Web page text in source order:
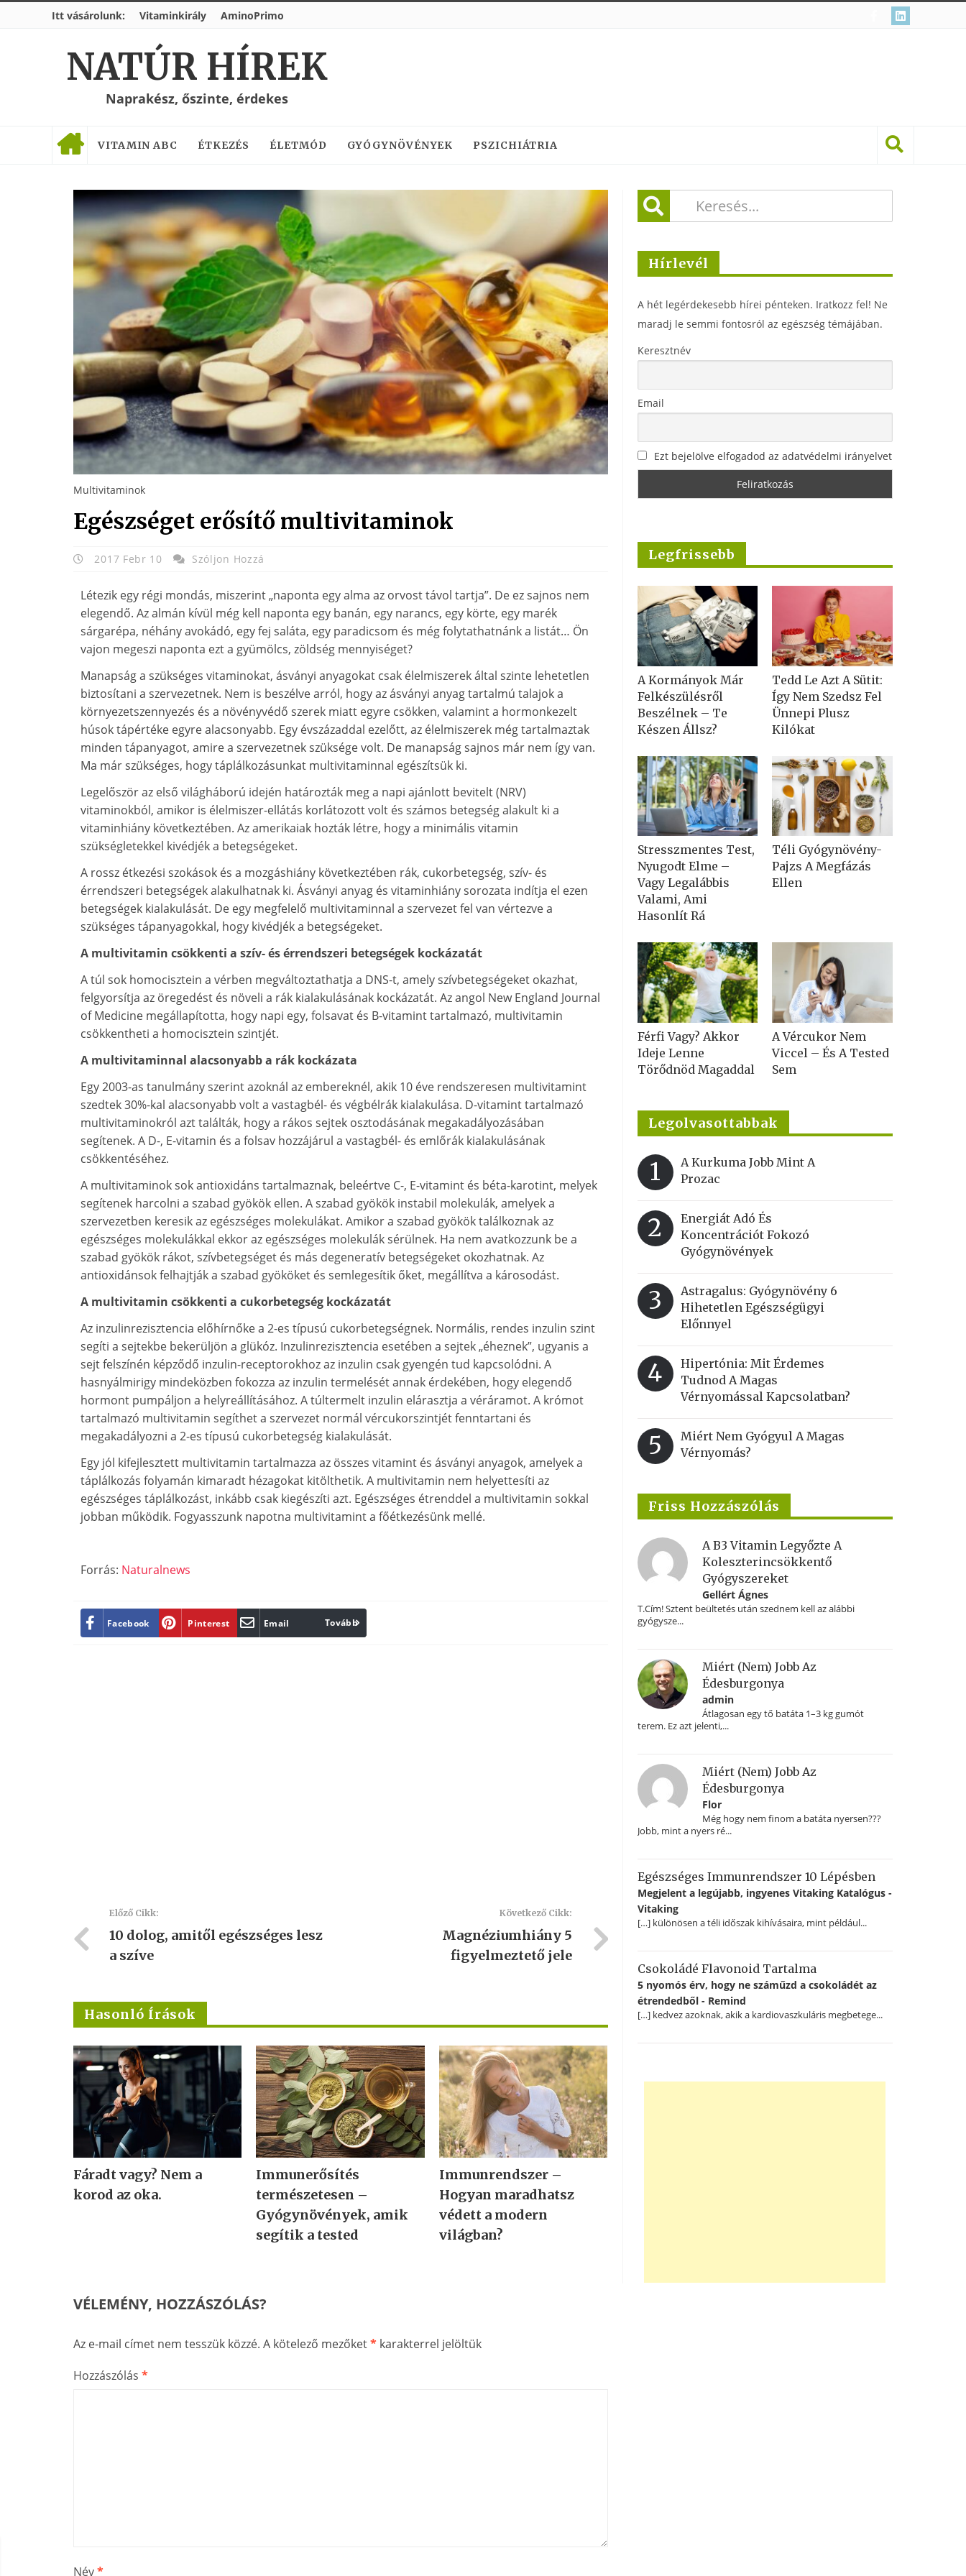
Itt vásárolunk: Vitaminkirály AminoPrimo
NATÚR HÍREK
Naprakész, őszinte, érdekes
VITAMIN ABC ÉTKEZÉS ÉLETMÓD GYÓGYNÖVÉNYEK PSZICHIÁTRIA
Multivitaminok
Egészséget erősítő multivitaminok
2017 Febr 10 Szóljon Hozzá
Létezik egy régi mondás, miszerint „naponta egy alma az orvost távol tartja”. De ez sajnos nem
elegendő. Az almán kívül még kell naponta egy banán, egy narancs, egy körte, egy marék
sárgarépa, néhány avokádó, egy fej saláta, egy paradicsom és még folytathatnánk a listát… Ön
vajon megeszi naponta ezt a gyümölcs, zöldség mennyiséget?
Manapság a szükséges vitaminokat, ásványi anyagokat csak élelmiszerek által szinte lehetetlen
biztosítani a szervezetnek. Nem is beszélve arról, hogy az ásványi anyag tartalmú talajok a
környezetszennyezés és a növényvédő szerek miatt egyre csökken, valamint a hormonkezelt
húsok tápértéke egyre alacsonyabb. Egy évszázaddal ezelőtt, az élelmiszerek még tartalmaztak
minden tápanyagot, amire a szervezetnek szüksége volt. De manapság sajnos már nem így van.
Ma már szükséges, hogy táplálkozásunkat multivitaminnal egészítsük ki.
Legelőször az első világháború idején határozták meg a napi ajánlott bevitelt (NRV)
vitaminokból, amikor is élelmiszer-ellátás korlátozott volt és számos betegség alakult ki a
vitaminhiány következtében. Az amerikaiak hozták létre, hogy a minimális vitamin
szükségletekkel kivédjék a betegségeket.
A rossz étkezési szokások és a mozgáshiány következtében rák, cukorbetegség, szív- és
érrendszeri betegségek alakulhatnak ki. Ásványi anyag és vitaminhiány sorozata indítja el ezen
betegségek kialakulását. De egy megfelelő multivitaminnal a szervezet fel van vértezve a
szükséges tápanyagokkal, hogy kivédjék a betegségeket.
A multivitamin csökkenti a szív- és érrendszeri betegségek kockázatát
A túl sok homocisztein a vérben megváltoztathatja a DNS-t, amely szívbetegségeket okazhat,
felgyorsítja az öregedést és növeli a rák kialakulásának kockázatát. Az angol New England Journal
of Medicine megállapította, hogy napi egy, folsavat és B-vitamint tartalmazó, multivitamin
csökkentheti a homocisztein szintjét.
A multivitaminnal alacsonyabb a rák kockázata
Egy 2003-as tanulmány szerint azoknál az embereknél, akik 10 éve rendszeresen multivitamint
szedtek 30%-kal alacsonyabb volt a vastagbél- és végbélrák kialakulása. D-vitamint tartalmazó
multivitaminokról azt találták, hogy a rákos sejtek osztodásának megakadályozásában
segítenek. A D-, E-vitamin és a folsav hozzájárul a vastagbél- és emlőrák kialakulásának
csökkentéséhez.
A multivitaminok sok antioxidáns tartalmaznak, beleértve C-, E-vitamint és béta-karotint, melyek
segítenek harcolni a szabad gyökök ellen. A szabad gyökök instabil molekulák, amelyek a
szervezetben keresik az egészséges molekulákat. Amikor a szabad gyökök találkoznak az
egészséges molekulákkal ekkor az egészséges molekulák sérülnek. Ha nem avatkozzunk be a
szabad gyökök rákot, szívbetegséget és más degeneratív betegségeket okozhatnak. Az
antioxidánsok felhajtják a szabad gyököket és semlegesítik őket, megállítva a károsodást.
A multivitamin csökkenti a cukorbetegség kockázatát
Az inzulinrezisztencia előhírnőke a 2-es típusú cukorbetegségnek. Normális, rendes inzulin szint
segíti a sejtekbe bekerüljön a glükóz. Inzulinrezisztencia esetében a sejtek „éheznek”, ugyanis a
sejt felszínén képződő inzulin-receptorokhoz az inzulin csak gyengén tud kapcsolódni. A
hasnyálmirigy mindeközben fokozza az inzulin termelését annak érdekében, hogy elegendő
hormont pumpáljon a helyreállításához. A túltermelt inzulin elárasztja a véráramot. A krómot
tartalmazó multivitamin segíthet a szervezet normál vércukorszintjét fenntartani és
megakadályozni a 2-es típusú cukorbetegség kialakulását.
Egy jól kifejlesztett multivitamin tartalmazza az összes vitamint és ásványi anyagok, amelyek a
táplálkozás folyamán kimaradt hézagokat kitölthetik. A multivitamin nem helyettesíti az
egészséges táplálkozást, inkább csak kiegészíti azt. Egészséges étrenddel a multivitamin sokkal
jobban működik. Fogyasszunk napotna multivitamint a főétkezésünk mellé.
Forrás: Naturalnews
Facebook Pinterest Email Print
Tovább
Előző Cikk:
10 dolog, amitől egészséges lesz
a szíve
Következő Cikk:
Magnéziumhiány 5
figyelmeztető jele
Hasonló Írások
Fáradt vagy? Nem a
korod az oka.
Immunerősítés
természetesen –
Gyógynövények, amik
segítik a tested
Immunrendszer –
Hogyan maradhatsz
védett a modern
világban?
VÉLEMÉNY, HOZZÁSZÓLÁS?
Az e-mail címet nem tesszük közzé. A kötelező mezőket* karakterrel jelöltük
Hozzászólás *
Név*
Hírlevél
A hét legérdekesebb hírei pénteken. Iratkozz fel! Ne
maradj le semmi fontosról az egészség témájában.
Keresztnév
Email
Ezt bejelölve elfogadod az adatvédelmi irányelvet
Legfrissebb
A Kormányok Már
Felkészülésről
Beszélnek – Te
Készen Állsz?
Tedd Le Azt A Sütit:
Így Nem Szedsz Fel
Ünnepi Plusz
Kilókat
Stresszmentes Test,
Nyugodt Elme –
Vagy Legalábbis
Valami, Ami
Hasonlít Rá
Téli Gyógynövény-
Pajzs A Megfázás
Ellen
Férfi Vagy? Akkor
Ideje Lenne
Törődnöd Magaddal
A Vércukor Nem
Viccel – És A Tested
Sem
Legolvasottabbak
1
A Kurkuma Jobb Mint A
Prozac
2
Energiát Adó És
Koncentrációt Fokozó
Gyógynövények
3
Astragalus: Gyógynövény 6
Hihetetlen Egészségügyi
Előnnyel
4
Hipertónia: Mit Érdemes
Tudnod A Magas
Vérnyomással Kapcsolatban?
5
Miért Nem Gyógyul A Magas
Vérnyomás?
Friss Hozzászólás
A B3 Vitamin Legyőzte A
Koleszterincsökkentő
Gyógyszereket
Gellért Ágnes
T.Cím! Sztent beültetés után szednem kell az alábbi
gyógysze...
Miért (nem) Jobb Az
Édesburgonya
admin
Átlagosan egy tő batáta 1–3 kg gumót
terem. Ez azt jelenti,...
Miért (nem) Jobb Az
Édesburgonya
Flor
Még hogy nem finom a batáta nyersen???
Jobb, mint a nyers ré...
Egészséges Immunrendszer 10 Lépésben
Megjelent a legújabb, ingyenes Vitaking Katalógus -
Vitaking
[…] különösen a téli időszak kihívásaira, mint például...
Csokoládé Flavonoid Tartalma
5 nyomós érv, hogy ne száműzd a csokoládét az
étrendedből - Remind
[…] kedvez azoknak, akik a kardiovaszkuláris megbetege...